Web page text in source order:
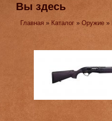
Вы здесь
Главная » Каталог »Оружие »